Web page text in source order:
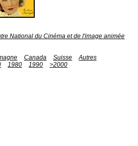
National du Cinéma et de l'image animée
Canada Suisse
Autres
1980 1990
>2000